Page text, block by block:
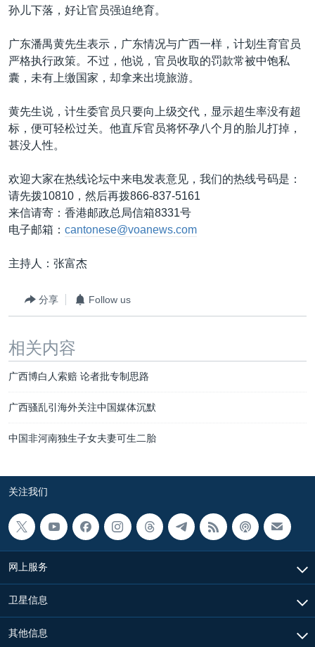
孙儿下落，好让官员强迫绝育。
广东潘禺黄先生表示，广东情况与广西一样，计划生育官员
严格执行政策。不过，他说，官员收取的罚款常被中饱私
囊，未有上缴国家，却拿来出境旅游。
黄先生说，计生委官员只要向上级交代，显示超生率没有超
标，便可轻松过关。他直斥官员将怀孕八个月的胎儿打掉，
甚没人性。
欢迎大家在热线论坛中来电发表意见，我们的热线号码是：
请先拨10810，然后再拨866-837-5161
来信请寄：香港邮政总局信箱8331号
电子邮箱： cantonese@voanews.com
主持人：张富杰
分享 Follow us
相关内容
广西博白人索赔 论者批专制思路
广西骚乱引海外关注中国媒体沉默
中国非河南独生子女夫妻可生二胎
关注我们
网上服务
卫星信息
其他信息